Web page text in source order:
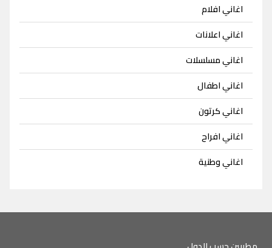
اغاني افلام
اغاني اعلانات
اغاني مسلسلات
اغاني اطفال
اغاني كرتون
اغاني افراح
اغاني وطنية